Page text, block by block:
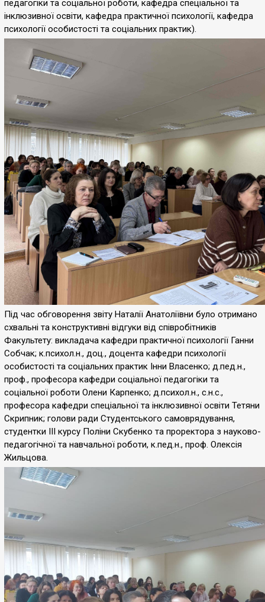
педагогіки та соціальної роботи, кафедра спеціальної та
інклюзивної освіти, кафедра практичної психології, кафедра
психології особистості та соціальних практик).
Під час обговорення звіту Наталії Анатоліївни було отримано
схвальні та конструктивні відгуки від співробітників
Факультету: викладача кафедри практичної психології Ганни
Собчак; к.психол.н., доц., доцента кафедри психології
особистості та соціальних практик Інни Власенко; д.пед.н.,
проф., професора кафедри соціальної педагогіки та
соціальної роботи Олени Карпенко; д.психол.н., с.н.с.,
професора кафедри спеціальної та інклюзивної освіти Тетяни
Скрипник; голови ради Студентського самоврядування,
студентки ІІІ курсу Поліни Скубенко та проректора з науково-
педагогічної та навчальної роботи, к.пед.н., проф. Олексія
Жильцова.